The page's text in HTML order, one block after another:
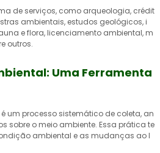
de serviços, como arqueologia, crédit
ambientais, estudos geológicos, i
e flora, licenciamento ambiental, m
outros.
Uma Ferramenta
um processo sistemático de coleta, an
sobre o meio ambiente. Essa prática te
ambiental e as mudanças ao l